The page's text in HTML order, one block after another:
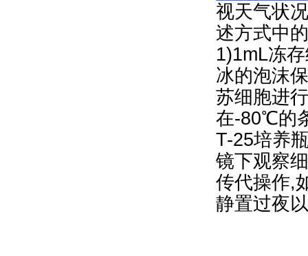
视天气状
述方式中
1)1mL冻
冰的泡沫
苏细胞进
在-80℃的
T-25培养
镜下观察
传代操作,
静置过夜